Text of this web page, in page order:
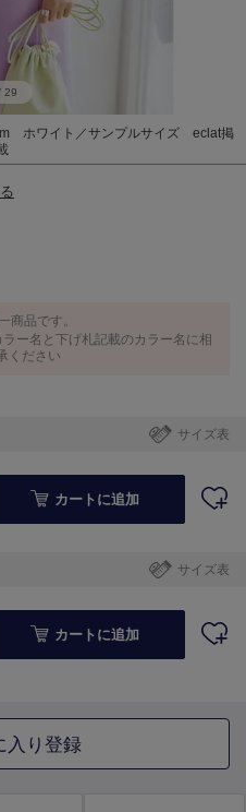
29
ホワイト／サンプルサイズ eclat掲
商品です。
ー名と下げ札記載のカラー名に相
ください
サイズ表
カートに追加
サイズ表
カートに追加
入り登録